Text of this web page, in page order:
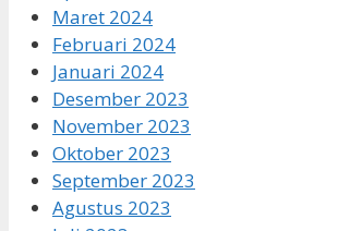
Maret 2024
Februari 2024
Januari 2024
Desember 2023
November 2023
Oktober 2023
September 2023
Agustus 2023